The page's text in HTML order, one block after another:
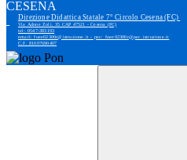
Direzione Didattica Statale 7° Circolo Cesena (FC)
Via Adone Zoli, 35 CAP 47521 - Cesena (FC)
tel: 0547-383193
email: foee02300r@istruzione.it - pec: foee02300r@pec.istruzione.it
C.F. 81007690407